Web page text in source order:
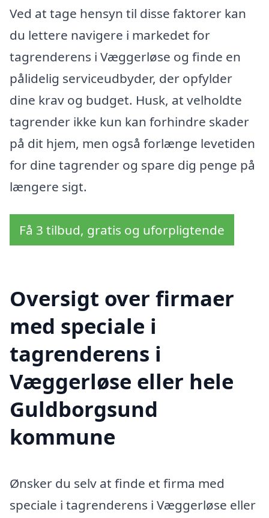
Ved at tage hensyn til disse faktorer kan
du lettere navigere i markedet for
tagrenderens i Væggerløse og finde en
pålidelig serviceudbyder, der opfylder
dine krav og budget. Husk, at velholdte
tagrender ikke kun kan forhindre skader
på dit hjem, men også forlænge levetiden
for dine tagrender og spare dig penge på
længere sigt.
Få 3 tilbud, gratis og uforpligtende
Oversigt over firmaer
med speciale i
tagrenderens i
Væggerløse eller hele
Guldborgsund
kommune
Ønsker du selv at finde et firma med
speciale i tagrenderens i Væggerløse eller